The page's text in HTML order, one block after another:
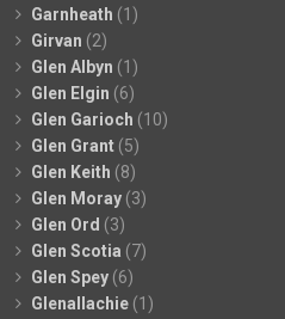
Garnheath (1)
Girvan (2)
Glen Albyn (1)
Glen Elgin (6)
Glen Garioch (10)
Glen Grant (5)
Glen Keith (8)
Glen Moray (3)
Glen Ord (3)
Glen Scotia (7)
Glen Spey (6)
Glenallachie (1)